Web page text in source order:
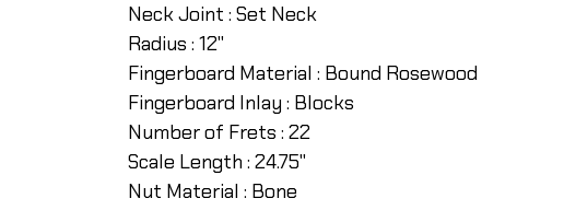
Neck Joint : Set Neck
Radius : 12"
Fingerboard Material : Bound Rosewood
Fingerboard Inlay : Blocks
Number of Frets : 22
Scale Length : 24.75"
Nut Material : Bone